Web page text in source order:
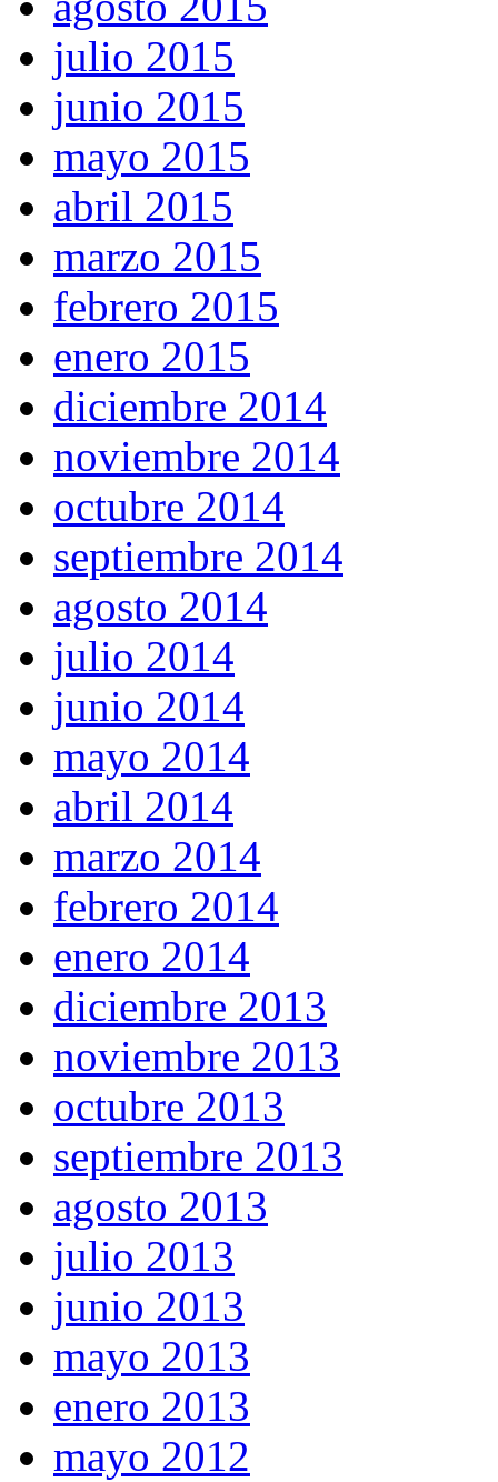
julio 2015
junio 2015
mayo 2015
abril 2015
marzo 2015
febrero 2015
enero 2015
diciembre 2014
noviembre 2014
octubre 2014
septiembre 2014
agosto 2014
julio 2014
junio 2014
mayo 2014
abril 2014
marzo 2014
febrero 2014
enero 2014
diciembre 2013
noviembre 2013
octubre 2013
septiembre 2013
agosto 2013
julio 2013
junio 2013
mayo 2013
enero 2013
mayo 2012